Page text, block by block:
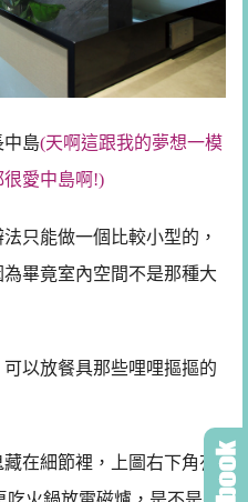
中島(天啊這跟我的夢想一模
愛中島啊!)
只能做一個比較小型的，
畢竟室內空間不是那種大
以放餐具那些哩哩摳摳的
在細節裡，上圖右下角有